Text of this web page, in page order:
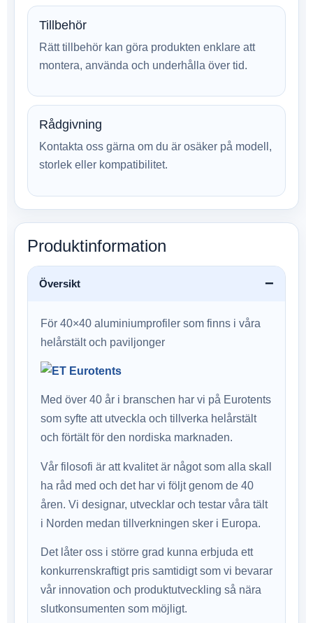
Tillbehör
Rätt tillbehör kan göra produkten enklare att
montera, använda och underhålla över tid.
Rådgivning
Kontakta oss gärna om du är osäker på modell,
storlek eller kompatibilitet.
Produktinformation
Översikt
För 40×40 aluminiumprofiler som finns i våra
helårstält och paviljonger
Med över 40 år i branschen har vi på Eurotents
som syfte att utveckla och tillverka helårstält
och förtält för den nordiska marknaden.
Vår filosofi är att kvalitet är något som alla skall
ha råd med och det har vi följt genom de 40
åren. Vi designar, utvecklar och testar våra tält
i Norden medan tillverkningen sker i Europa.
Det låter oss i större grad kunna erbjuda ett
konkurrenskraftigt pris samtidigt som vi bevarar
vår innovation och produktutveckling så nära
slutkonsumenten som möjligt.